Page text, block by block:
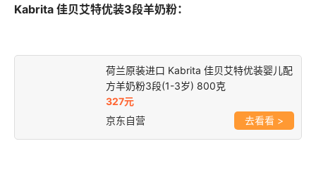
Kabrita 佳贝艾特优装3段羊奶粉：
荷兰原装进口 Kabrita 佳贝艾特优装婴儿配
方羊奶粉3段(1-3岁) 800克
327元
京东自营
>